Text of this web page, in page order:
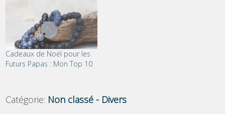
Cadeaux de Noël pour les
Futurs Papas : Mon Top 10
Catégorie: Non classé - Divers